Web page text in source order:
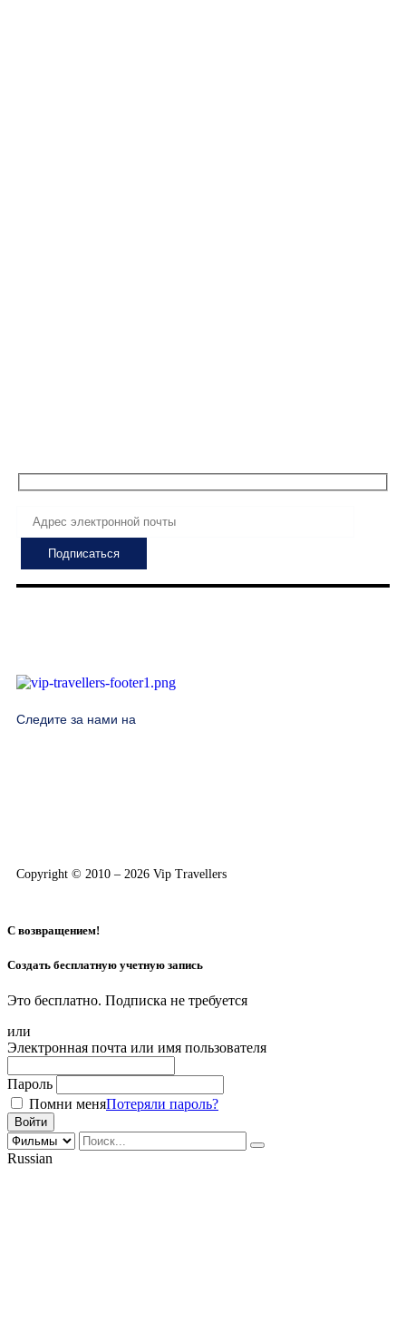
Следите за нами на
Copyright © 2010 – 2026 Vip Travellers
С возвращением!
Создать бесплатную учетную запись
Это бесплатно. Подписка не требуется
или
Электронная почта или имя пользователя
Пароль
Помни меняПотеряли пароль?
Russian